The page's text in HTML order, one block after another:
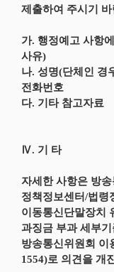
제출하여 주시기 바
가. 행정예고 사항
사유)
나. 성명(단체인 경
전화번호
다. 기타 참고자료
Ⅳ. 기 타
자세한 사항은 방
정책정보센터/법령
이동통신단말장치
과징금 부과 세부
방송통신위원회 이
1554)로 의견을 개